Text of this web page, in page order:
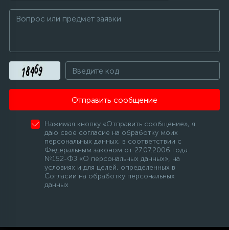
Отправить сообщение
Нажимая кнопку «Отправить сообщение», я
даю свое согласие на обработку моих
персональных данных, в соответствии с
Федеральным законом от 27.07.2006 года
№152-ФЗ «О персональных данных», на
условиях и для целей, определенных в
Согласии на обработку персональных
данных